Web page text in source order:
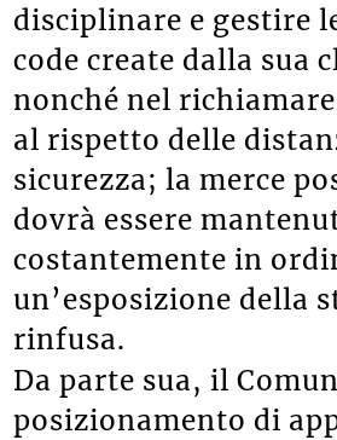
disciplinare e gestire
code create dalla sua
nonché nel
al rispetto delle
sicurezza; la merce
dovrà essere
costantemente in
un’esposizione della
rinfusa.
Da parte sua, il
posizionamento di